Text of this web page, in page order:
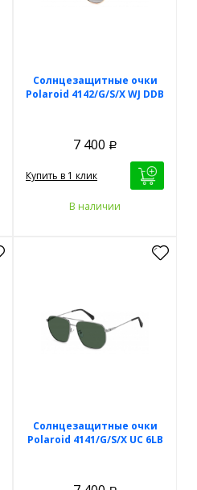
Солнцезащитные очки
Polaroid 4142/G/S/X WJ DDB
7 400 Р
Купить в 1 клик
В наличии
Солнцезащитные очки
Polaroid 4141/G/S/X UC 6LB